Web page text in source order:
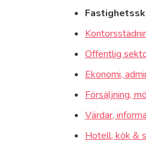
Offentlig
Ekonomi,
Försäljning,
Värdar,
Hotell, kök &